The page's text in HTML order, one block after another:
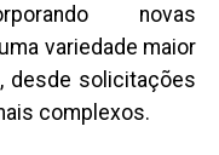
novas
variedade maior
desde solicitações
complexos.